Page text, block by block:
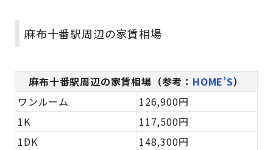
麻布十番駅周辺の家賃相場
麻布十番駅周辺の家賃相場（参考： HOME’S）
ワンルーム
126,900円
1K
117,500円
1DK
148,300円